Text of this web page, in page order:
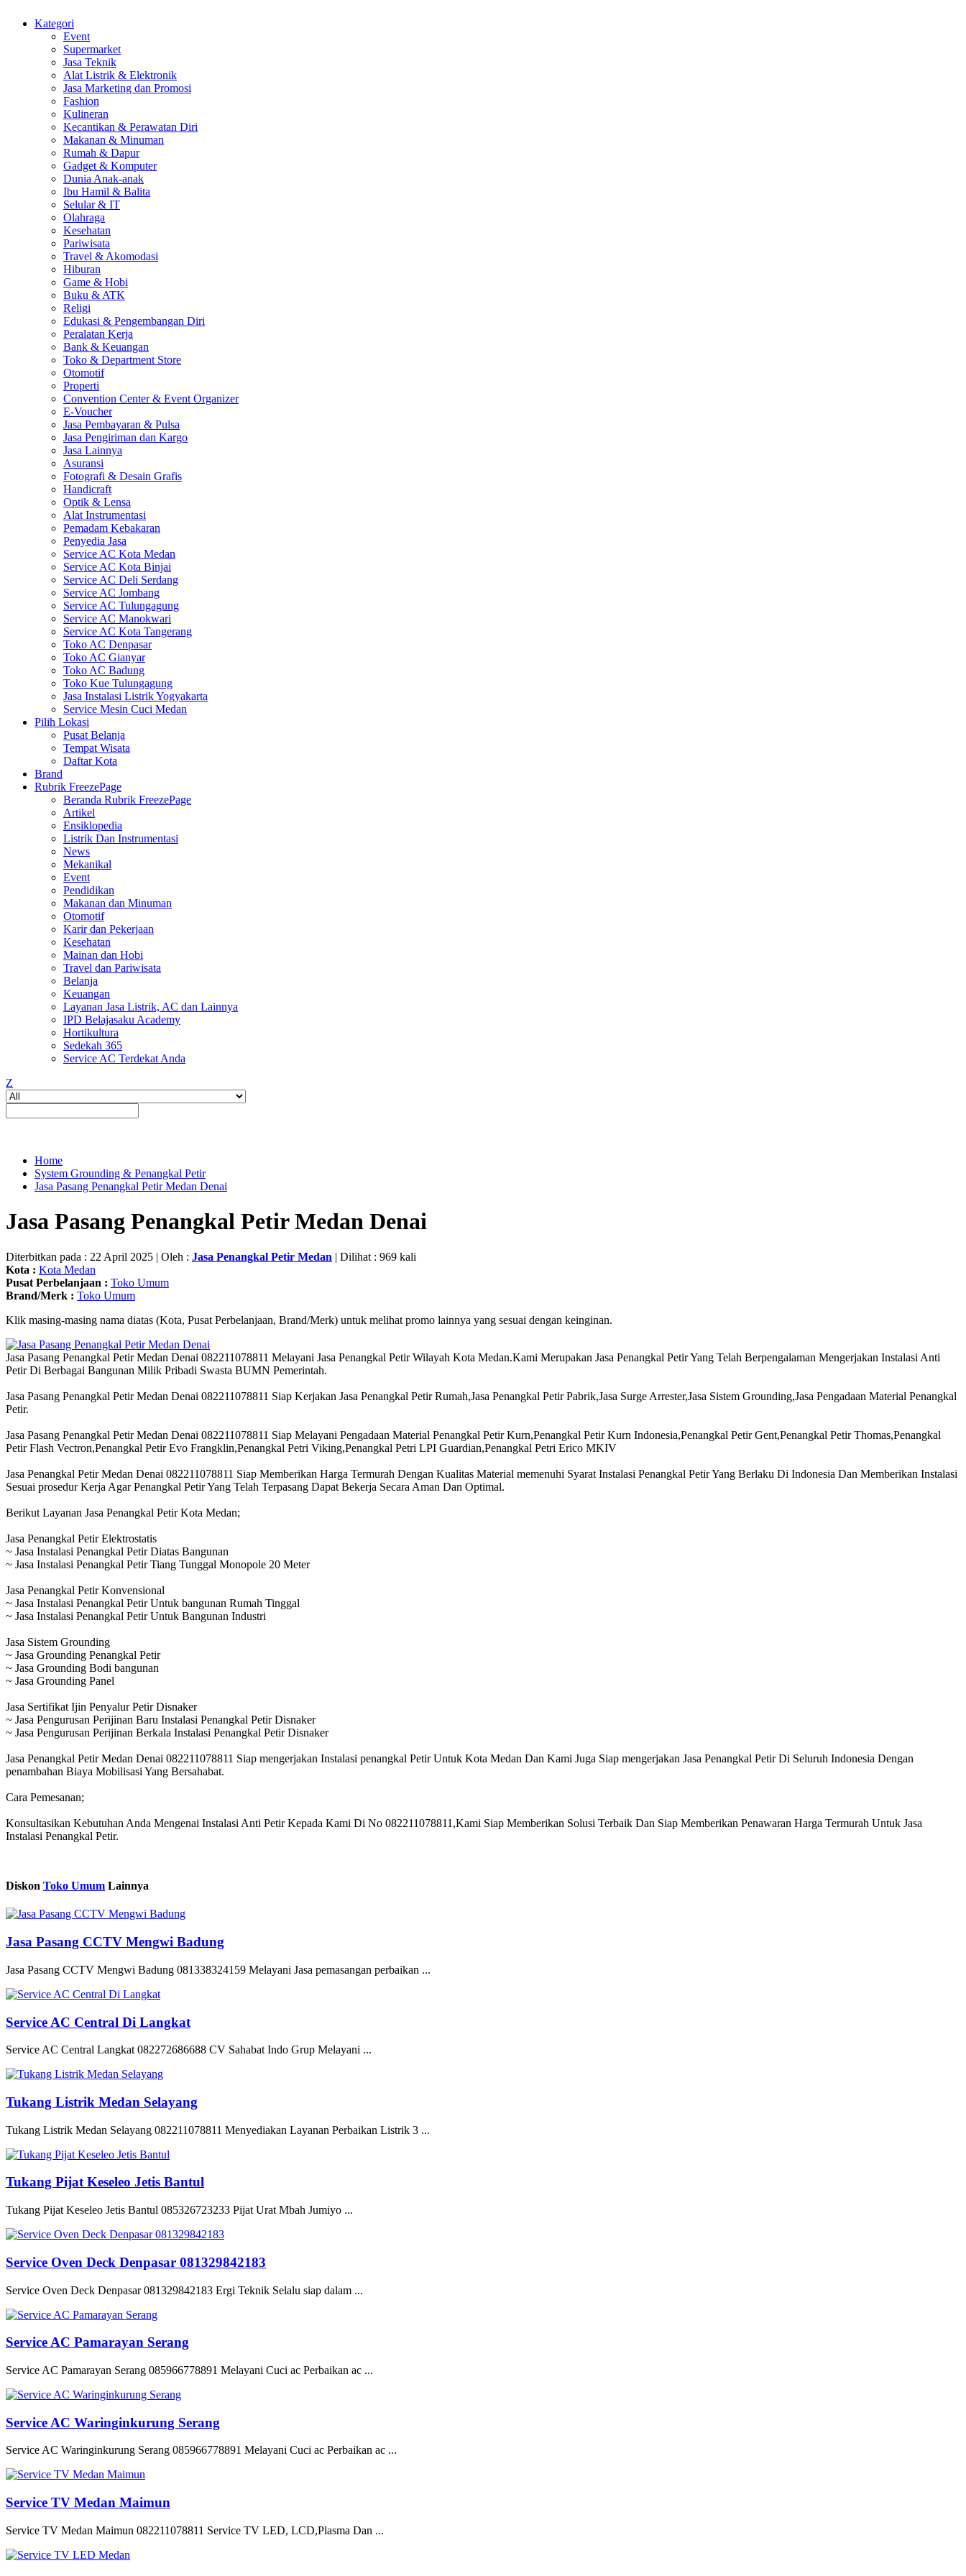
Kategori
Event
Supermarket
Jasa Teknik
Alat Listrik & Elektronik
Jasa Marketing dan Promosi
Fashion
Kulineran
Kecantikan & Perawatan Diri
Makanan & Minuman
Rumah & Dapur
Gadget & Komputer
Dunia Anak-anak
Ibu Hamil & Balita
Selular & IT
Olahraga
Kesehatan
Pariwisata
Travel & Akomodasi
Hiburan
Game & Hobi
Buku & ATK
Religi
Edukasi & Pengembangan Diri
Peralatan Kerja
Bank & Keuangan
Toko & Department Store
Otomotif
Properti
Convention Center & Event Organizer
E-Voucher
Jasa Pembayaran & Pulsa
Jasa Pengiriman dan Kargo
Jasa Lainnya
Asuransi
Fotografi & Desain Grafis
Handicraft
Optik & Lensa
Alat Instrumentasi
Pemadam Kebakaran
Penyedia Jasa
Service AC Kota Medan
Service AC Kota Binjai
Service AC Deli Serdang
Service AC Jombang
Service AC Tulungagung
Service AC Manokwari
Service AC Kota Tangerang
Toko AC Denpasar
Toko AC Gianyar
Toko AC Badung
Toko Kue Tulungagung
Jasa Instalasi Listrik Yogyakarta
Service Mesin Cuci Medan
Pilih Lokasi
Pusat Belanja
Tempat Wisata
Daftar Kota
Brand
Rubrik FreezePage
Beranda Rubrik FreezePage
Artikel
Ensiklopedia
Listrik Dan Instrumentasi
News
Mekanikal
Event
Pendidikan
Makanan dan Minuman
Otomotif
Karir dan Pekerjaan
Kesehatan
Mainan dan Hobi
Travel dan Pariwisata
Belanja
Keuangan
Layanan Jasa Listrik, AC dan Lainnya
IPD Belajasaku Academy
Hortikultura
Sedekah 365
Service AC Terdekat Anda
Z
Home
System Grounding & Penangkal Petir
Jasa Pasang Penangkal Petir Medan Denai
Jasa Pasang Penangkal Petir Medan Denai
Diterbitkan pada : 22 April 2025 | Oleh : Jasa Penangkal Petir Medan | Dilihat : 969 kali
Kota : Kota Medan
Pusat Perbelanjaan : Toko Umum
Brand/Merk : Toko Umum
Klik masing-masing nama diatas (Kota, Pusat Perbelanjaan, Brand/Merk) untuk melihat promo lainnya yang sesuai dengan keinginan.
Jasa Pasang Penangkal Petir Medan Denai 082211078811 Melayani Jasa Penangkal Petir Wilayah Kota Medan.Kami Merupakan Jasa Penangkal Petir Yang Telah Berpengalaman Mengerjakan Instalasi Anti
Petir Di Berbagai Bangunan Milik Pribadi Swasta BUMN Pemerintah.
Jasa Pasang Penangkal Petir Medan Denai 082211078811 Siap Kerjakan Jasa Penangkal Petir Rumah,Jasa Penangkal Petir Pabrik,Jasa Surge Arrester,Jasa Sistem Grounding,Jasa Pengadaan Material Penangkal
Petir.
Jasa Pasang Penangkal Petir Medan Denai 082211078811 Siap Melayani Pengadaan Material Penangkal Petir Kurn,Penangkal Petir Kurn Indonesia,Penangkal Petir Gent,Penangkal Petir Thomas,Penangkal
Petir Flash Vectron,Penangkal Petir Evo Frangklin,Penangkal Petri Viking,Penangkal Petri LPI Guardian,Penangkal Petri Erico MKIV
Jasa Penangkal Petir Medan Denai 082211078811 Siap Memberikan Harga Termurah Dengan Kualitas Material memenuhi Syarat Instalasi Penangkal Petir Yang Berlaku Di Indonesia Dan Memberikan Instalasi
Sesuai prosedur Kerja Agar Penangkal Petir Yang Telah Terpasang Dapat Bekerja Secara Aman Dan Optimal.
Berikut Layanan Jasa Penangkal Petir Kota Medan;
Jasa Penangkal Petir Elektrostatis
~ Jasa Instalasi Penangkal Petir Diatas Bangunan
~ Jasa Instalasi Penangkal Petir Tiang Tunggal Monopole 20 Meter
Jasa Penangkal Petir Konvensional
~ Jasa Instalasi Penangkal Petir Untuk bangunan Rumah Tinggal
~ Jasa Instalasi Penangkal Petir Untuk Bangunan Industri
Jasa Sistem Grounding
~ Jasa Grounding Penangkal Petir
~ Jasa Grounding Bodi bangunan
~ Jasa Grounding Panel
Jasa Sertifikat Ijin Penyalur Petir Disnaker
~ Jasa Pengurusan Perijinan Baru Instalasi Penangkal Petir Disnaker
~ Jasa Pengurusan Perijinan Berkala Instalasi Penangkal Petir Disnaker
Jasa Penangkal Petir Medan Denai 082211078811 Siap mengerjakan Instalasi penangkal Petir Untuk Kota Medan Dan Kami Juga Siap mengerjakan Jasa Penangkal Petir Di Seluruh Indonesia Dengan
penambahan Biaya Mobilisasi Yang Bersahabat.
Cara Pemesanan;
Konsultasikan Kebutuhan Anda Mengenai Instalasi Anti Petir Kepada Kami Di No 082211078811,Kami Siap Memberikan Solusi Terbaik Dan Siap Memberikan Penawaran Harga Termurah Untuk Jasa
Instalasi Penangkal Petir.
Diskon Toko Umum Lainnya
Jasa Pasang CCTV Mengwi Badung
Jasa Pasang CCTV Mengwi Badung 081338324159 Melayani Jasa pemasangan perbaikan ...
Service AC Central Di Langkat
Service AC Central Langkat 082272686688 CV Sahabat Indo Grup Melayani ...
Tukang Listrik Medan Selayang
Tukang Listrik Medan Selayang 082211078811 Menyediakan Layanan Perbaikan Listrik 3 ...
Tukang Pijat Keseleo Jetis Bantul
Tukang Pijat Keseleo Jetis Bantul 085326723233 Pijat Urat Mbah Jumiyo ...
Service Oven Deck Denpasar 081329842183
Service Oven Deck Denpasar 081329842183 Ergi Teknik Selalu siap dalam ...
Service AC Pamarayan Serang
Service AC Pamarayan Serang 085966778891 Melayani Cuci ac Perbaikan ac ...
Service AC Waringinkurung Serang
Service AC Waringinkurung Serang 085966778891 Melayani Cuci ac Perbaikan ac ...
Service TV Medan Maimun
Service TV Medan Maimun 082211078811 Service TV LED, LCD,Plasma Dan ...